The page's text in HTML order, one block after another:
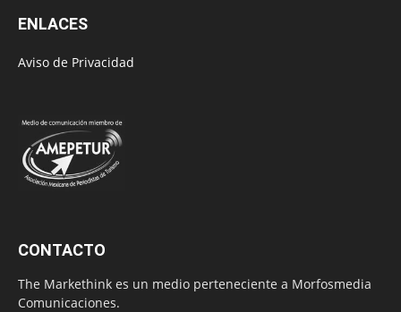
ENLACES
Aviso de Privacidad
CONTACTO
The Markethink es un medio perteneciente a Morfosmedia
Comunicaciones.